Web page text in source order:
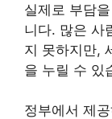
실제로 부담
니다. 많은 사
지 못하지만,
을 누릴 수 있
정부에서 제